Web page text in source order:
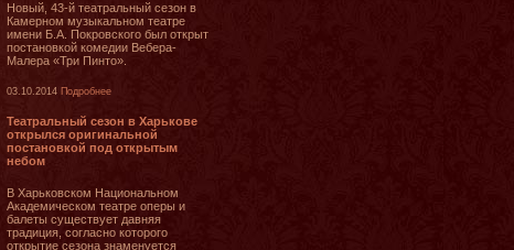
Новый, 43-й театральный сезон в
Камерном музыкальном театре
имени Б.А. Покровского был открыт
постановкой комедии Вебера-
Малера «Три Пинто».
03.10.2014 Подробнее
Театральный сезон в Харькове
открылся оригинальной
постановкой под открытым
небом
В Харьковском Национальном
Академическом театре оперы и
балеты существует давняя
традиция, согласно которого
открытие сезона знаменуется